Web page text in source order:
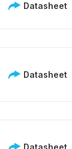
Datasheet
Datasheet
Datasheet